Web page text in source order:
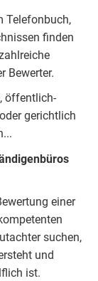
Telefonbuch,
finden
Bewerter.
öffentlich-
gerichtlich
einer
suchen,
und
ist.